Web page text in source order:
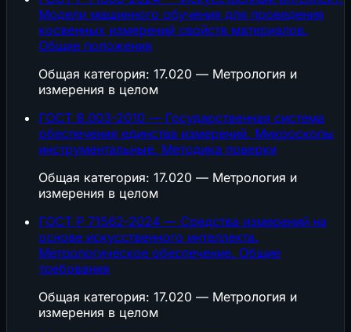
Модели машинного обучения для проведения
косвенных измерений свойств материалов.
Общие положения
Общая категория: 17.020 — Метрология и
измерения в целом
ГОСТ 8.003-2010 — Государственная система
обеспечения единства измерений. Микроскопы
инструментальные. Методика поверки
Общая категория: 17.020 — Метрология и
измерения в целом
ГОСТ Р 71562-2024 — Средства измерений на
основе искусственного интеллекта.
Метрологическое обеспечение. Общие
требования
Общая категория: 17.020 — Метрология и
измерения в целом